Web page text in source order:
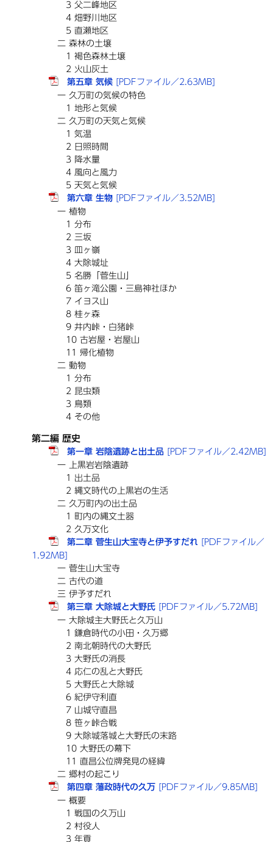
3 父二峰地区
4 畑野川地区
5 直瀬地区
二 森林の土壌
1 褐色森林土壌
2 火山灰土
第五章 気候 [PDFファイル／2.63MB]
一 久万町の気候の特色
1 地形と気候
二 久万町の天気と気候
1 気温
2 日照時間
3 降水量
4 風向と風力
5 天気と気候
第六章 生物 [PDFファイル／3.52MB]
一 植物
1 分布
2 三坂
3 皿ヶ嶺
4 大除城址
5 名勝「菅生山」
6 笛ヶ滝公園・三島神社ほか
7 イヨス山
8 桂ヶ森
9 井内峠・白猪峠
10 古岩屋・岩屋山
11 帰化植物
二 動物
1 分布
2 昆虫類
3 鳥類
4 その他
第二編 歴史
第一章 岩陰遺跡と出土品 [PDFファイル／2.42MB]
一 上黒岩岩陰遺跡
1 出土品
2 縄文時代の上黒岩の生活
二 久万町内の出土品
1 町内の縄文土器
2 久万文化
第二章 菅生山大宝寺と伊予すだれ [PDFファイル／
1.92MB]
一 菅生山大宝寺
二 古代の道
三 伊予すだれ
第三章 大除城と大野氏 [PDFファイル／5.72MB]
一 大除城主大野氏と久万山
1 鎌倉時代の小田・久万郷
2 南北朝時代の大野氏
3 大野氏の消長
4 応仁の乱と大野氏
5 大野氏と大除城
6 紀伊守利直
7 山城守直昌
8 笹ヶ峠合戦
9 大除城落城と大野氏の末路
10 大野氏の幕下
11 直昌公位牌発見の経緯
二 郷村の起こり
第四章 藩政時代の久万 [PDFファイル／9.85MB]
一 概要
1 戦国の久万山
2 村役人
3 年貢